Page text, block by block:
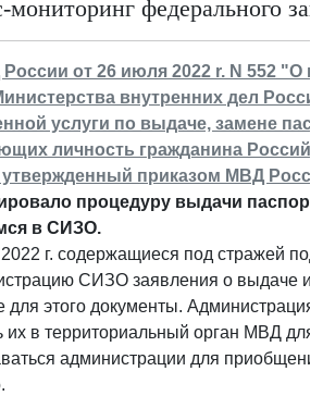
мониторинг федерального
от 26 июля 2022 r. N 552 "О
внутренних дел
услуги по выдаче, замене
личность гражданина
приказом МВД
процедуру выдачи
в СИЗО.
г. содержащиеся под стражей
СИЗО заявления о выдаче
этого документы. Администрация
их в территориальный орган МВД
администрации для